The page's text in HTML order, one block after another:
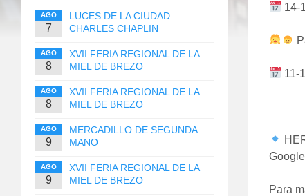
14-
11-
Para
AGO
7
LUCES DE LA CIUDAD.
CHARLES CHAPLIN
AGO
8
XVII FERIA REGIONAL DE LA
MIEL DE BREZO
AGO
8
XVII FERIA REGIONAL DE LA
MIEL DE BREZO
AGO
9
MERCADILLO DE SEGUNDA
MANO
AGO
9
XVII FERIA REGIONAL DE LA
MIEL DE BREZO